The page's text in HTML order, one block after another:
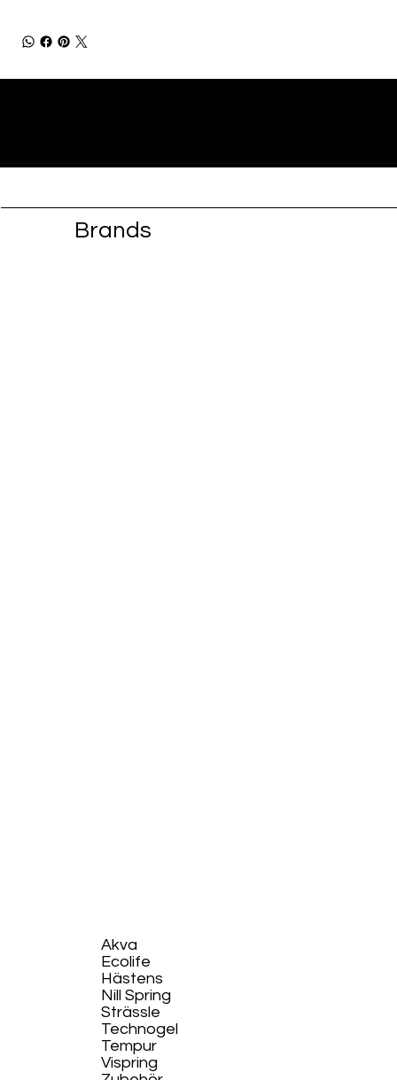
Brands
Akva
Ecolife​
Hästens
Nill Spring
Strässle
Technogel
Tempur
Vispring